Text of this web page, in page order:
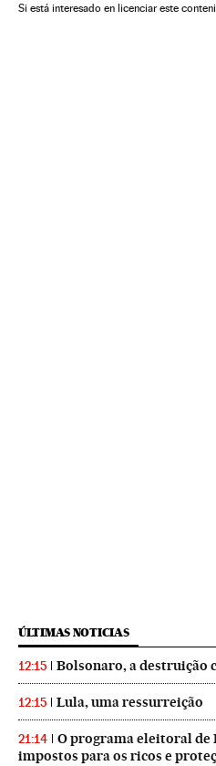
Si está interesado en licenciar este
ÚLTIMAS NOTICIAS
12:15 Bolsonaro, a destruição
12:15 Lula, uma ressurreição
21:14
O programa eleitoral de
impostos para os ricos e